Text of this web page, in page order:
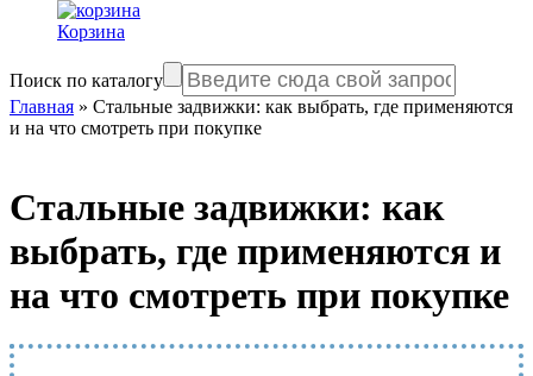
Корзина
Поиск по каталогу
Главная » Стальные задвижки: как выбрать, где применяются
и на что смотреть при покупке
Стальные задвижки: как
выбрать, где применяются и
на что смотреть при покупке